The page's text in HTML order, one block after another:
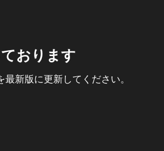
おります
新版に更新してください。